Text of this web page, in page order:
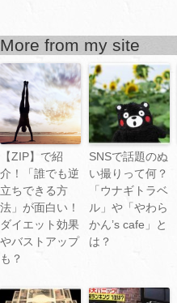
More from my site
【ZIP】で紹
介！「誰でも逆
立ちできる方
法」が面白い！
ダイエット効果
やバストアップ
も？
SNSで話題のぬ
い撮りって何？
「ウナギトラベ
ル」や「やわら
かん’s cafe」と
は？